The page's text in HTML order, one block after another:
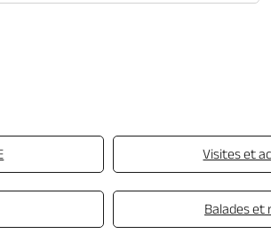
Visites et
Balades et